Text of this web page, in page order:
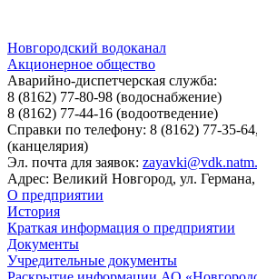
Новгородский водоканал
Акционерное общество
Аварийно-диспетчерская служба:
8 (8162) 77-80-98 (водоснабжение)
8 (8162) 77-44-16 (водоотведение)
Справки по телефону: 8 (8162) 77-35-
(канцелярия)
Эл. почта для заявок:
Адрес: Великий Новгород, ул.
О предприятии
История
Краткая информация о предприятии
Документы
Учредительные документы